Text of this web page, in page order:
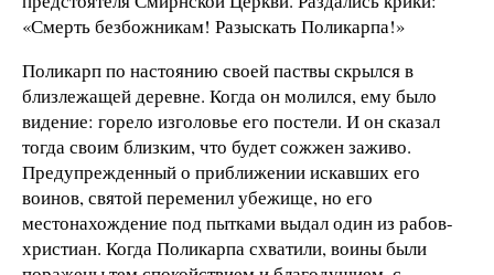
«Смерть безбожникам! Разыскать Поликарпа!»
Поликарп по настоянию своей паствы скрылся в
близлежащей деревне. Когда он молился, ему было
видение: горело изголовье его постели. И он сказал
тогда своим близким, что будет сожжен заживо.
Предупрежденный о приближении искавших его
воинов, святой переменил убежище, но его
местонахождение под пытками выдал один из рабов-
христиан. Когда Поликарпа схватили, воины были